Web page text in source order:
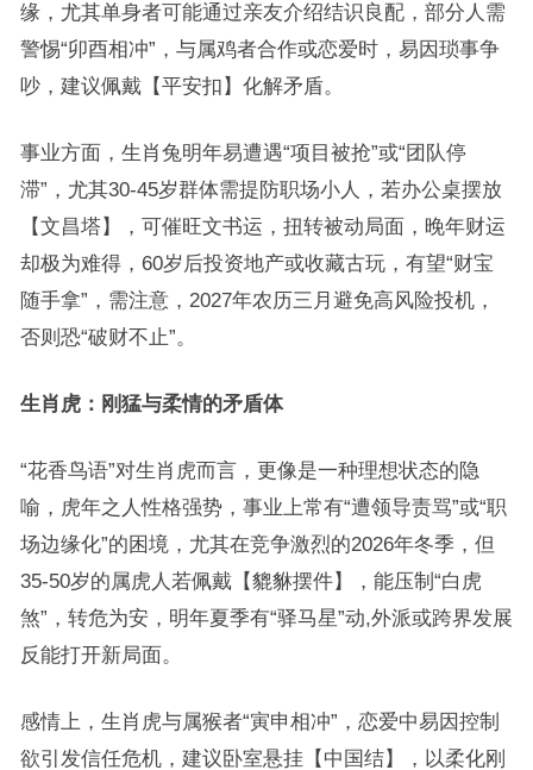
缘，尤其单身者可能通过亲友介绍结识良配，部分人需
警惕“卯酉相冲”，与属鸡者合作或恋爱时，易因琐事争
吵，建议佩戴【平安扣】化解矛盾。
事业方面，生肖兔明年易遭遇“项目被抢”或“团队停
滞”，尤其30-45岁群体需提防职场小人，若办公桌摆放
【文昌塔】，可催旺文书运，扭转被动局面，晚年财运
却极为难得，60岁后投资地产或收藏古玩，有望“财宝
随手拿”，需注意，2027年农历三月避免高风险投机，
否则恐“破财不止”。
生肖虎：刚猛与柔情的矛盾体
“花香鸟语”对生肖虎而言，更像是一种理想状态的隐
喻，虎年之人性格强势，事业上常有“遭领导责骂”或“职
场边缘化”的困境，尤其在竞争激烈的2026年冬季，但
35-50岁的属虎人若佩戴【貔貅摆件】，能压制“白虎
煞”，转危为安，明年夏季有“驿马星”动,外派或跨界发展
反能打开新局面。
感情上，生肖虎与属猴者“寅申相冲”，恋爱中易因控制
欲引发信任危机，建议卧室悬挂【中国结】，以柔化刚